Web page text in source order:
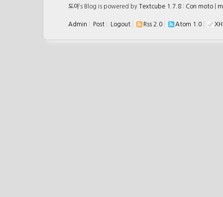
도아’s Blog is powered by Textcube 1.7.8 : Con moto
Admin Post Logout Rss 2.0 Atom 1.0